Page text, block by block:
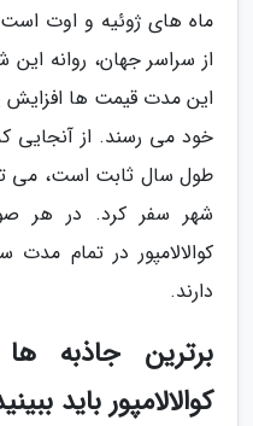
ماه های ژوئیه و اوت است
از سراسر جهان، روانه
این مدت قیمت ها افزایش
خود می رسند. از آنجایی که
طول سال ثابت است، می
شهر سفر کرد. در هر
کوالالامپور در تمام
دارند.
برترین جاذبه
کوالالامپور باید